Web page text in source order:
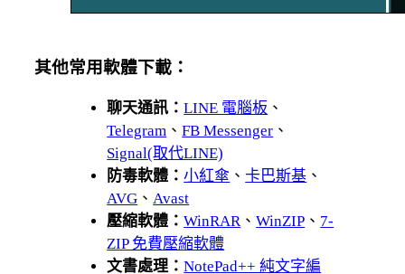
其他常用軟體下載：
聊天通訊：LINE 電腦板 、
Telegram 、FB Messenger 、
Signal(取代LINE)
防毒軟體：小紅傘 、卡巴斯基 、
AVG 、 Avast
壓縮軟體：WinRAR 、WinZIP 、 7-
ZIP 免費壓縮軟體
文書處理：NotePad++ 純文字編